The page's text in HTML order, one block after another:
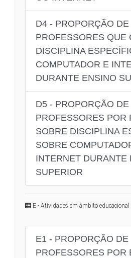
D4 - PROPORÇÃO DE
PROFESSORES QUE
DISCIPLINA
COMPUTADOR E
DURANTE ENSINO
D5 - PROPORÇÃO DE
PROFESSORES POR
SOBRE DISCIPLINA
SOBRE
INTERNET DURANTE
SUPERIOR
E - Atividades em âmbito educacional
E1 - PROPORÇÃO DE
PROFESSORES POR